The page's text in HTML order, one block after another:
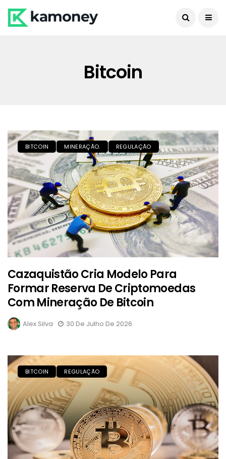
Bitcoin
BITCOIN MINERAÇÃO. REGULAÇÃO
Cazaquistão Cria Modelo Para
Formar Reserva De Criptomoedas
Com Mineração De Bitcoin
Alex Silva 30 De Julho De 2026
BITCOIN REGULAÇÃO